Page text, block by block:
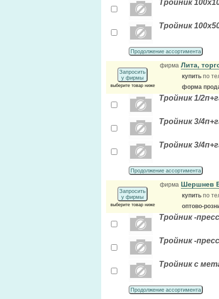
Тройник
Тройник
Продолжение ассортимента
Запросить
у фирмы
выберите товар ниже
фирма Лита,
купить по
форма
Тройник 1/
Тройник 3/
Тройник 3/
Продолжение ассортимента
Запросить
у фирмы
выберите товар ниже
фирма Шершнев
купить по
оптово-
Тройник -
Тройник -
Тройник с
Продолжение ассортимента